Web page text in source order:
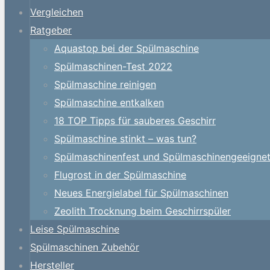
Vergleichen
Ratgeber
Aquastop bei der Spülmaschine
Spülmaschinen-Test 2022
Spülmaschine reinigen
Spülmaschine entkalken
18 TOP Tipps für sauberes Geschirr
Spülmaschine stinkt – was tun?
Spülmaschinenfest und Spülmaschinengeeignet
Flugrost in der Spülmaschine
Neues Energielabel für Spülmaschinen
Zeolith Trocknung beim Geschirrspüler
Leise Spülmaschine
Spülmaschinen Zubehör
Hersteller